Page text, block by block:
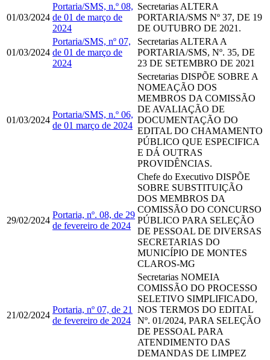
01/03/2024
Portaria/SMS, n.º 08,
de 01 de março de
2024
Secretarias ALTERA
PORTARIA/SMS Nº 37, DE 19
DE OUTUBRO DE 2021.
01/03/2024
Portaria/SMS, nº 07,
de 01 de março de
2024
Secretarias ALTERA A
PORTARIA/SMS, Nº. 35, DE
23 DE SETEMBRO DE 2021
01/03/2024
Portaria/SMS, n.º 06,
de 01 março de 2024
Secretarias DISPÕE SOBRE A
NOMEAÇÃO DOS
MEMBROS DA COMISSÃO
DE AVALIAÇÃO DE
DOCUMENTAÇÃO DO
EDITAL DO CHAMAMENTO
PÚBLICO QUE ESPECIFICA
E DÁ OUTRAS
PROVIDÊNCIAS.
29/02/2024
Portaria, nº. 08, de 29
de fevereiro de 2024
Chefe do Executivo DISPÕE
SOBRE SUBSTITUIÇÃO
DOS MEMBROS DA
COMISSÃO DO CONCURSO
PÚBLICO PARA SELEÇÃO
DE PESSOAL DE DIVERSAS
SECRETARIAS DO
MUNICÍPIO DE MONTES
CLAROS-MG
21/02/2024
Portaria, nº 07, de 21
de fevereiro de 2024
Secretarias ​​​​​​​NOMEIA
COMISSÃO DO PROCESSO
SELETIVO SIMPLIFICADO,
NOS TERMOS DO EDITAL
Nº. 01/2024, PARA SELEÇÃO
DE PESSOAL PARA
ATENDIMENTO DAS
DEMANDAS DE LIMPEZ